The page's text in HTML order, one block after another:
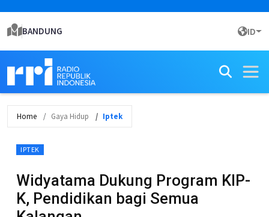
BANDUNG ID
Home Gaya Hidup Iptek
IPTEK
Widyatama Dukung Program KIP-
K, Pendidikan bagi Semua